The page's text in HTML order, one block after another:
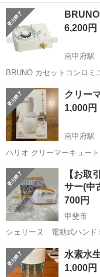
6,200円
南甲府駅
BRUNO カセットコンロミニ アイボリ
す。 新品未開封。 以下サイズ等の詳細です。 サイズ
W228mm×H114mm×D197mm 対応サイズ：目安として土鍋6
ッケージサイ...
山梨 笛吹市 南甲府
クリー
1,000円
南甲府駅
ハリオ クリーマーキュート 動作OK 未使用品ですが
開封してあります。 電池
た。
山梨 甲府市 南甲
【お取
サー(中
700円
甲斐市
シェリーヌ 電動式ハンド
あります。 箱はあります
経質な方は購入をお控え
山梨 甲斐市 キッ
水素水
1,000円